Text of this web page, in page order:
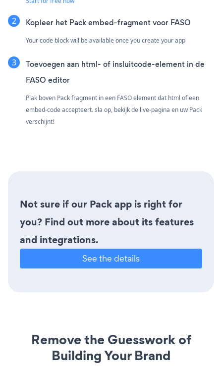
Kopieer het Pack embed-fragment voor FASO
Your code block will be available once you create your app
Toevoegen aan html- of insluitcode-element in de
FASO editor
Plak boven Pack fragment in een FASO element dat html of een
embed-code accepteert. sla op, bekijk de live-pagina en uw Pack
verschijnt!
Not sure if our Pack app is right for
you? Find out more about its features
and integrations.
See the details
Remove the Guesswork of
Building Your Brand